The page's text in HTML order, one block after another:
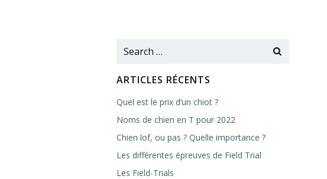
Search
ARTICLES RÉCENTS
Quel est le prix d’un chiot ?
Noms de chien en T pour 2022
Chien lof, ou pas ? Quelle importance ?
Les différentes épreuves de Field Trial
Les Field-Trials